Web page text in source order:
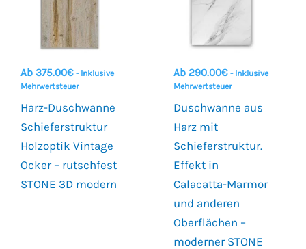
Ab 375.00€ - Inklusive
Mehrwertsteuer
Harz-Duschwanne
Schieferstruktur
Holzoptik Vintage
Ocker – rutschfest
STONE 3D modern
Ab 290.00€ - Inklusive
Mehrwertsteuer
Duschwanne aus
Harz mit
Schieferstruktur.
Effekt in
Calacatta-Marmor
und anderen
Oberflächen –
moderner STONE